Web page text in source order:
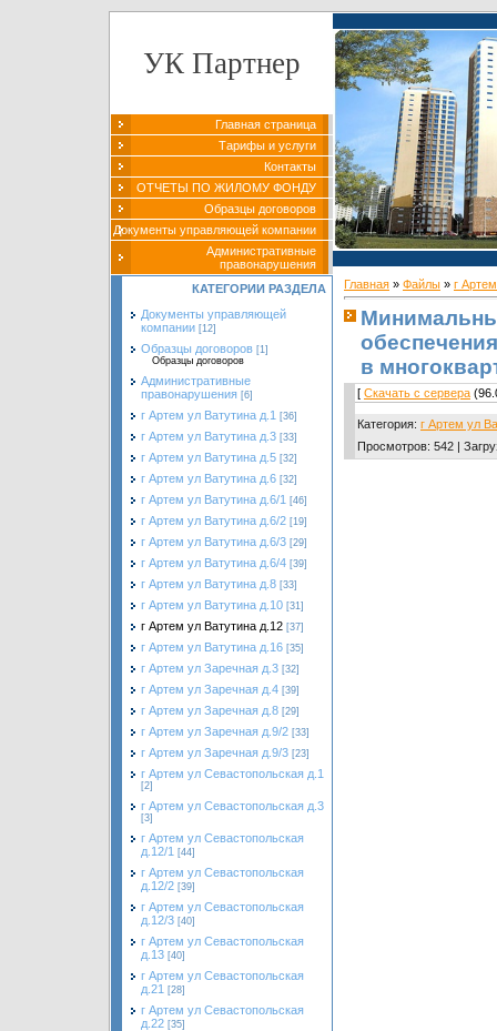
УК Партнер
Главная страница
Тарифы и услуги
Контакты
ОТЧЕТЫ ПО ЖИЛОМУ ФОНДУ
Образцы договоров
Документы управляющей компании
Административные
правонарушения
КАТЕГОРИИ РАЗДЕЛА
Документы управляющей
компании [12]
Образцы договоров [1]
Образцы договоров
Административные
правонарушения [6]
г Артем ул Ватутина д.1 [36]
г Артем ул Ватутина д.3 [33]
г Артем ул Ватутина д.5 [32]
г Артем ул Ватутина д.6 [32]
г Артем ул Ватутина д.6/1 [46]
г Артем ул Ватутина д.6/2 [19]
г Артем ул Ватутина д.6/3 [29]
г Артем ул Ватутина д.6/4 [39]
г Артем ул Ватутина д.8 [33]
г Артем ул Ватутина д.10 [31]
г Артем ул Ватутина д.12 [37]
г Артем ул Ватутина д.16 [35]
г Артем ул Заречная д.3 [32]
г Артем ул Заречная д.4 [39]
г Артем ул Заречная д.8 [29]
г Артем ул Заречная д.9/2 [33]
г Артем ул Заречная д.9/3 [23]
г Артем ул Севастопольская д.1
[2]
г Артем ул Севастопольская д.3
[3]
г Артем ул Севастопольская
д.12/1 [44]
г Артем ул Севастопольская
д.12/2 [39]
г Артем ул Севастопольская
д.12/3 [40]
г Артем ул Севастопольская
д.13 [40]
г Артем ул Севастопольская
д.21 [28]
г Артем ул Севастопольская
д.22 [35]
Главная » Файлы » г
в
[ Скачать с сервера
Категория: г Артем ул
Просмотров: 542 |